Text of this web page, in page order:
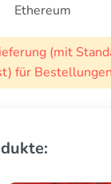
Ethereum
(mit
für